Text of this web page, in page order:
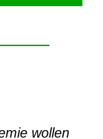
wollen